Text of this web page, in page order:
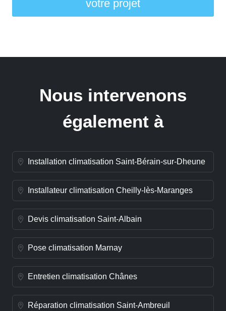
votre projet
Nous intervenons
également à
Installation climatisation Saint-Bérain-sur-Dheune
Installateur climatisation Cheilly-lès-Maranges
Devis climatisation Saint-Albain
Pose climatisation Marnay
Entretien climatisation Chânes
Réparation climatisation Saint-Ambreuil